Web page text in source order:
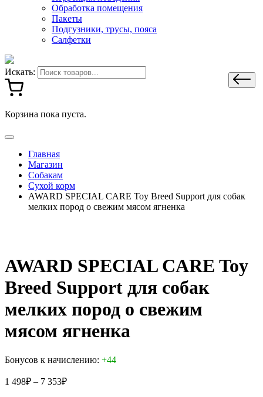
Обработка помещения
Пакеты
Подгузники, трусы, пояса
Салфетки
Искать:
Корзина пока пуста.
Главная
Магазин
Собакам
Сухой корм
AWARD SPECIAL CARE Toy Breed Support для собак
мелких пород о свежим мясом ягненка
AWARD SPECIAL CARE Toy
Breed Support для собак
мелких пород о свежим
мясом ягненка
Бонусов к начислению: +44
1 498₽ – 7 353₽